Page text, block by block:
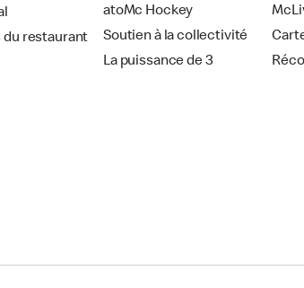
du restaurant
atoMc Hockey
Soutien à la collectivité
La puissance de 3